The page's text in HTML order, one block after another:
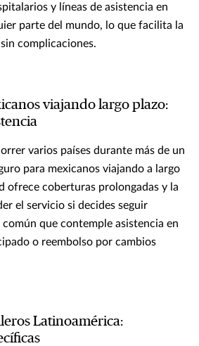
y líneas de asistencia en
parte del mundo, lo que facilita la
complicaciones.
viajando largo plazo:
varios países durante más de un
para mexicanos viajando a largo
ofrece coberturas prolongadas y la
el servicio si decides seguir
común que contemple asistencia en
o reembolso por cambios
Latinoamérica: